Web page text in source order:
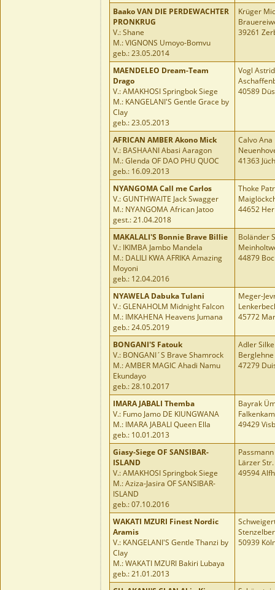
Baako VAN DIE PERDEWACHTER
PRONKRUG
V.: Shane
M.: VIGNONS Umoyo-Bomvu
geb.: 23.05.2014
Krüger
39261
MAENDELEO Dream-Team
Drago
V.: AMAKHOSI Springbok Siege
M.: KANGELANI'S Gentle Grace by
Clay
geb.: 23.05.2013
Vogl Astrid
40589
AFRICAN AMBER Akono Mick
V.: BASHAANI Abasi Aaragon
M.: Glenda OF DAO PHU QUOC
geb.: 16.09.2013
Calvo Ana
41363
NYANGOMA Call me Carlos
V.: GUNTHWAITE Jack Swagger
M.: NYANGOMA African Jatoo
gest.: 21.04.2018
Thoke
44652
MAKALALI'S Bonnie Brave Billie
V.: IKIMBA Jambo Mandela
M.: DALILI KWA AFRIKA Amazing
Moyoni
geb.: 12.04.2016
Boländer
44879
NYAWELA Dabuka Tulani
V.: GLENAHOLM Midnight Falcon
M.: IMKAHENA Heavens Jumana
geb.: 24.05.2019
Meger-
45772
BONGANI'S Fatouk
V.: BONGANI´S Brave Shamrock
M.: AMBER MAGIC Ahadi Namu
Ekundayo
geb.: 28.10.2017
Adler Silke
47279
IMARA JABALI Themba
V.: Fumo Jamo DE KIUNGWANA
M.: IMARA JABALI Queen Ella
geb.: 10.01.2013
Bayrak
49429
Giasy-Siege OF SANSIBAR-
ISLAND
V.: AMAKHOSI Springbok Siege
M.: Aziza-Jasira OF SANSIBAR-
ISLAND
geb.: 07.10.2016
Lärzer
49594
WAKATI MZURI Finest Nordic
Aramis
V.: KANGELANI'S Gentle Thanzi by
Clay
M.: WAKATI MZURI Bakiri Lubaya
geb.: 21.01.2013
50939